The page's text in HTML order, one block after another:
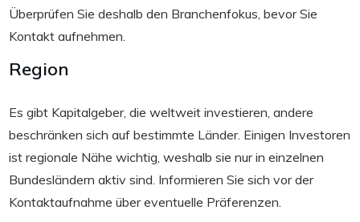
Überprüfen Sie deshalb den Branchenfokus, bevor Sie
Kontakt aufnehmen.
Region
Es gibt Kapitalgeber, die weltweit investieren, andere
beschränken sich auf bestimmte Länder. Einigen Investoren
ist regionale Nähe wichtig, weshalb sie nur in einzelnen
Bundesländern aktiv sind. Informieren Sie sich vor der
Kontaktaufnahme über eventuelle Präferenzen.